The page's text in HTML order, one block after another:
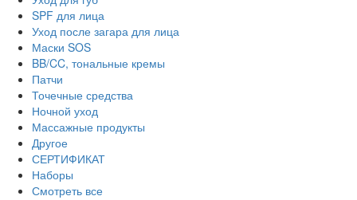
SPF для лица
Уход после загара для лица
Маски SOS
BB/CC, тональные кремы
Патчи
Точечные средства
Ночной уход
Массажные продукты
Другое
СЕРТИФИКАТ
Наборы
Смотреть все